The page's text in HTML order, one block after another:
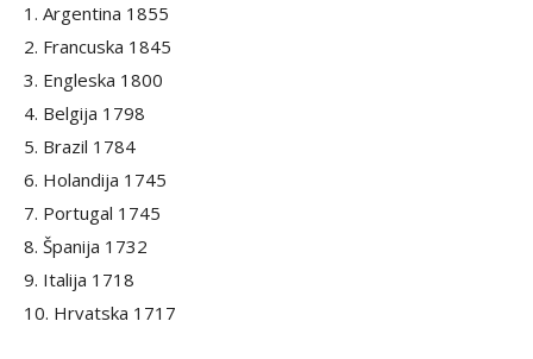
1. Argentina 1855
2. Francuska 1845
3. Engleska 1800
4. Belgija 1798
5. Brazil 1784
6. Holandija 1745
7. Portugal 1745
8. Španija 1732
9. Italija 1718
10. Hrvatska 1717